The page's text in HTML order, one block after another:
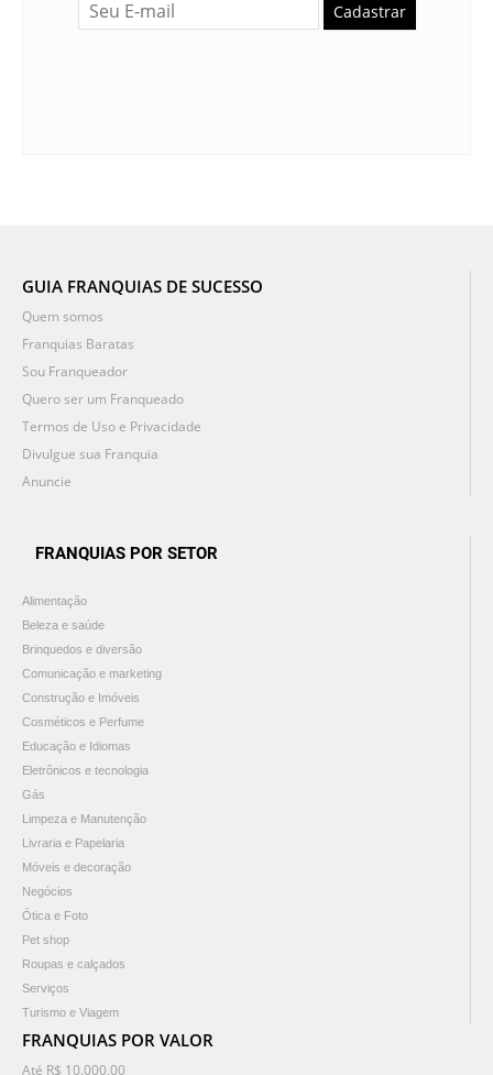
Cadastrar
GUIA FRANQUIAS DE SUCESSO
Quem somos
Franquias Baratas
Sou Franqueador
Quero ser um Franqueado
Termos de Uso e Privacidade
Divulgue sua Franquia
Anuncie
FRANQUIAS POR SETOR
Alimentação
Beleza e saúde
Brinquedos e diversão
Comunicação e marketing
Construção e Imóveis
Cosméticos e Perfume
Educação e Idiomas
Eletrônicos e tecnologia
Gás
Limpeza e Manutenção
Livraria e Papelaria
Móveis e decoração
Negócios
Ótica e Foto
Pet shop
Roupas e calçados
Serviços
Turismo e Viagem
FRANQUIAS POR VALOR
Até R$ 10.000,00